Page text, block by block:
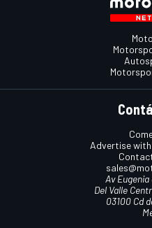
Advertise
Av
Del Valle
03100 Cd